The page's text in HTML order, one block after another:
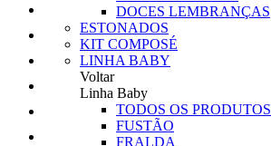
DOCES LEMBRANÇAS
ESTONADOS
KIT COMPOSÉ
LINHA BABY
Voltar
Linha Baby
TODOS OS PRODUTOS
FUSTÃO
FRALDA